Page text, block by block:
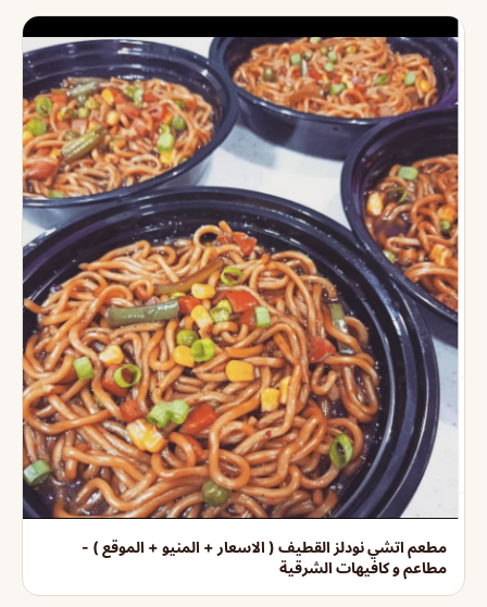
مطعم اتشي نودلز القطيف ( الاسعار + المنيو + الموقع ) -
مطاعم و كافيهات الشرقية